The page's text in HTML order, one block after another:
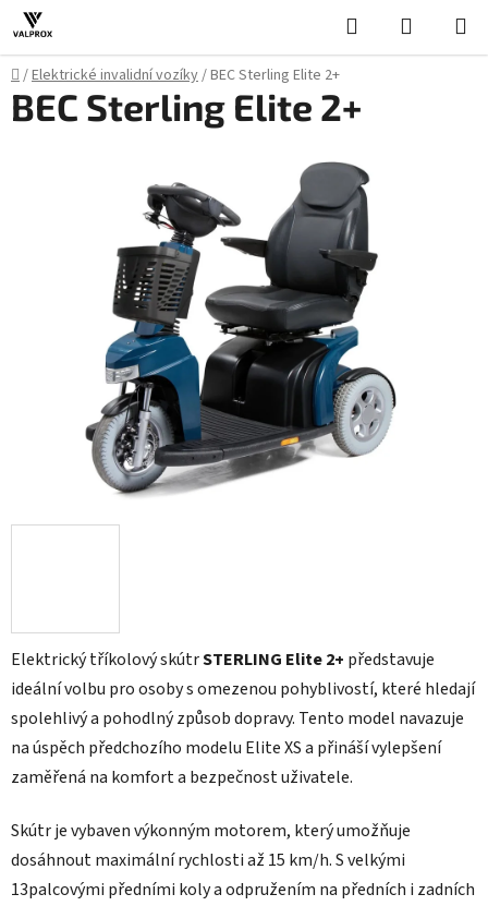
Přejít
na
obsah
Hledat
KOŠÍK
Domů
/Elektrické invalidní vozíky/BEC Sterling Elite 2+
Elektrický tříkolový skútrSTERLING Elite 2+ představuje
ideální volbu pro osoby s omezenou pohyblivostí, které hledají
spolehlivý a pohodlný způsob dopravy. Tento model navazuje
na úspěch předchozího modelu Elite XS a přináší vylepšení
zaměřená na komfort a bezpečnost uživatele.​
Skútr je vybaven výkonným motorem, který umožňuje
dosáhnout maximální rychlosti až 15 km/h. S velkými
13palcovými předními koly a odpružením na předních i zadních
BEC Sterling Elite 2+